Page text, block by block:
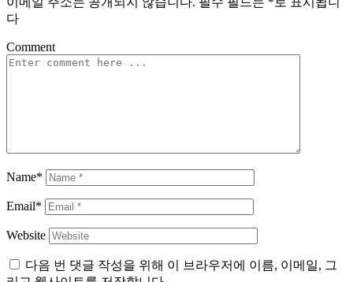
다
Comment
Name*
Email*
Website
다음 번 댓글 작성을 위해 이 브라우저에 이름, 이메일, 그